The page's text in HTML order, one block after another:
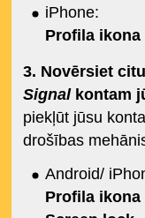
iPhone:
Profila ikona
3. Novērsiet
Signalkontam
piekļūt jūsu
drošības
Android/
Profila ikona